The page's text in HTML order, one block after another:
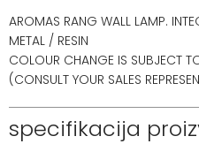
AROMAS RANG WALL LAMP.
METAL / RESIN
COLOUR CHANGE IS SUBJECT
(CONSULT YOUR SALES
specifikacija